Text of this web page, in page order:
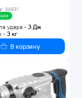
34931
удара -3Дж
-3кг
В корзину